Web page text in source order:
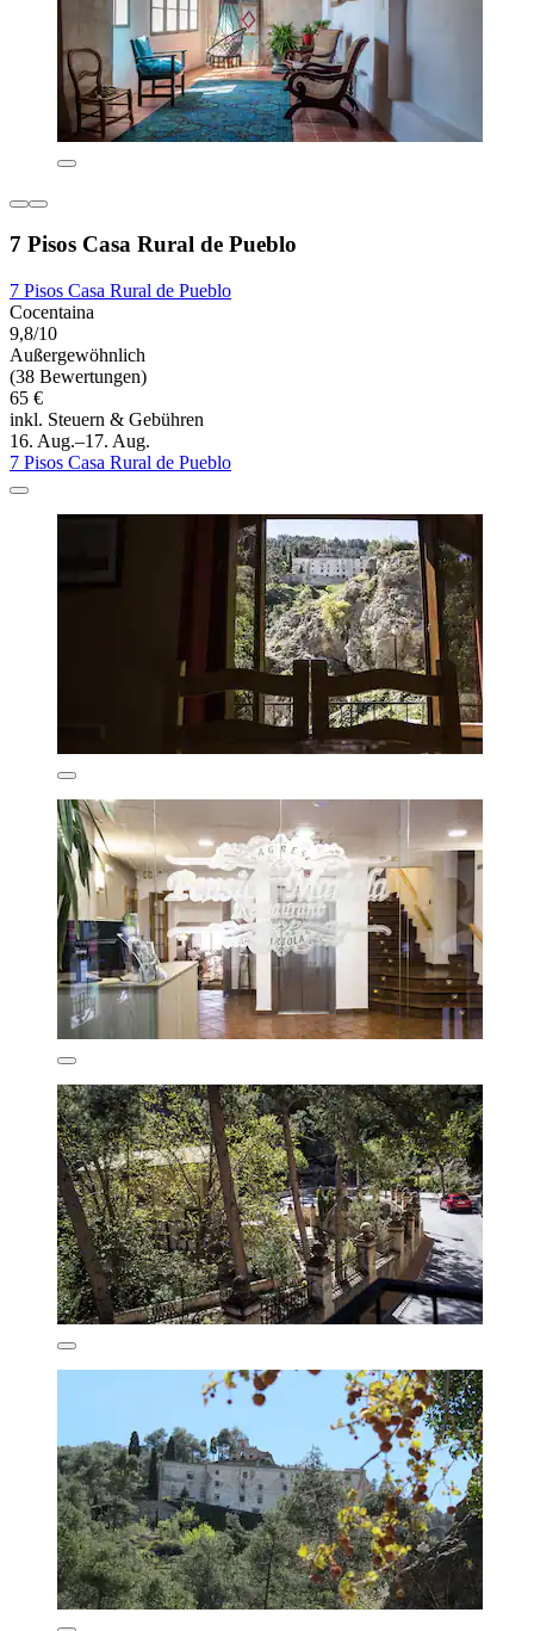
7 Pisos Casa Rural de Pueblo
7 Pisos Casa Rural de Pueblo
Cocentaina
9,8/10
Außergewöhnlich
(38 Bewertungen)
65 €
inkl. Steuern & Gebühren
16. Aug.–17. Aug.
7 Pisos Casa Rural de Pueblo